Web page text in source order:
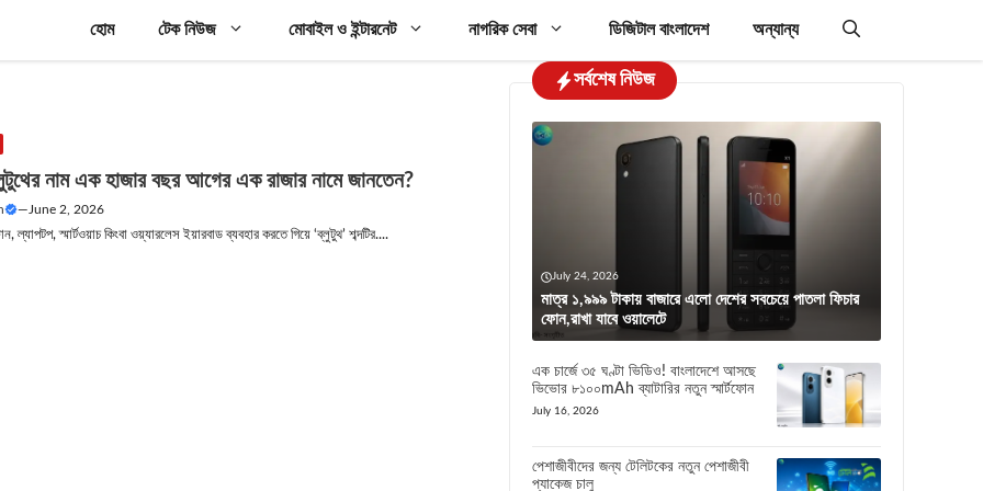
হোম টেক নিউজ মোবাইল ও ইন্টারনেট নাগরিক সেবা ডিজিটাল বাংলাদেশ অন্যান্য
নাম এক হাজার বছর আগের এক রাজার নামে জানতেন?
— June 2, 2026
ল্যাপটপ, স্মার্টওয়াচ কিংবা ওয়্যারলেস ইয়ারবাড ব্যবহার করতে গিয়ে ‘ব্লুটুথ’ শব্দটির....
সর্বশেষ নিউজ
July 24, 2026
মাত্র ১,৯৯৯ টাকায় বাজারে এলো দেশের সবচেয়ে পাতলা ফিচার
ফোন,রাখা যাবে ওয়ালেটে
এক চার্জে ৩৫ ঘণ্টা ভিডিও! বাংলাদেশে আসছে
ভিভোর ৮১০০mAh ব্যাটারির নতুন স্মার্টফোন
July 16, 2026
পেশাজীবীদের জন্য টেলিটকের নতুন পেশাজীবী
প্যাকেজ চালু